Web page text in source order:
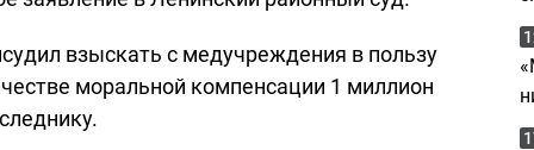
взыскать с медучреждения в пользу
моральной компенсации 1 миллион